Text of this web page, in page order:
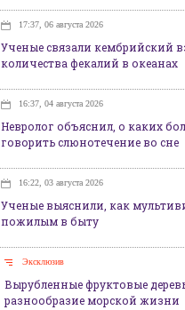
17:37, 06 августа 2026
Ученые связали кембрийский
количества фекалий в океанах
16:37, 04 августа 2026
Невролог объяснил, о каких
говорить слюнотечение во сне
16:22, 03 августа 2026
Ученые выяснили, как
пожилым в быту
Эксклюзив
Вырубленные фруктовые
разнообразие морской жизни